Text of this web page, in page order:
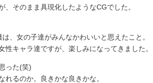
、そのまま具現化したようなCGでした。
、女の子達がみんなかわいいと思えたこと。
キャラ達ですが、楽しみになってきました。
った(笑)
るのか。良きかな良きかな。